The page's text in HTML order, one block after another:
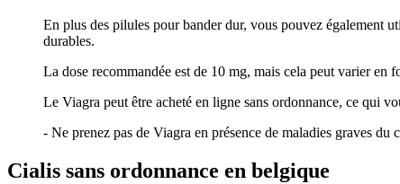
En plus des pilules pour bander dur, vous pouvez également
durables.
La dose recommandée est de 10 mg, mais cela peut varier en
Le Viagra peut être acheté en ligne sans ordonnance, ce qui
- Ne prenez pas de Viagra en présence de maladies graves du
Cialis sans ordonnance en belgique